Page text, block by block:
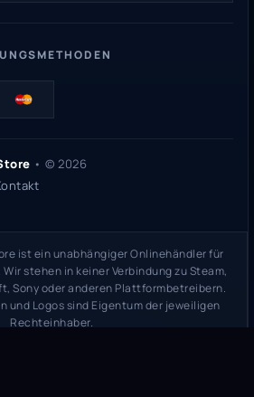
• © 2026
ist ein unabhängiger Onlinehändler für
stehen in keiner Verbindung zu Steam,
Sony oder anderen Plattformbetreibern.
und Logos sind Eigentum der jeweiligen
Rechteinhaber.